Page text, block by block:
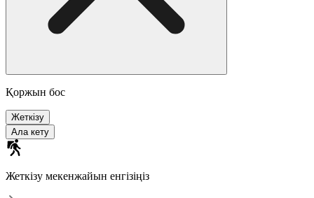
Қоржын бос
Жеткізу
Ала кету
Жеткізу мекенжайын енгізіңіз